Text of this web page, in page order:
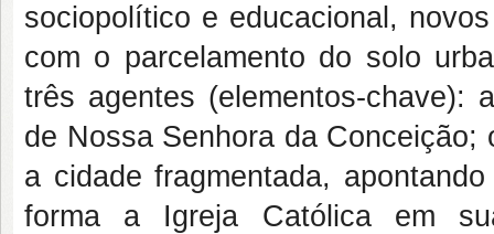
sociopolítico e educacional,
com o parcelamento do solo
três agentes (elementos-chave):
de Nossa Senhora da
a cidade fragmentada,
forma a Igreja Católica em